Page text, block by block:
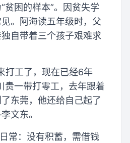
贫困的样本”。因贫失学
。阿海读五年级时，父
自带着三个孩子艰难求
打工了，现在已经6年
贵一带打零工，去年跟着
东莞，他还给自己起了
文东。
常：没有积蓄，需借钱